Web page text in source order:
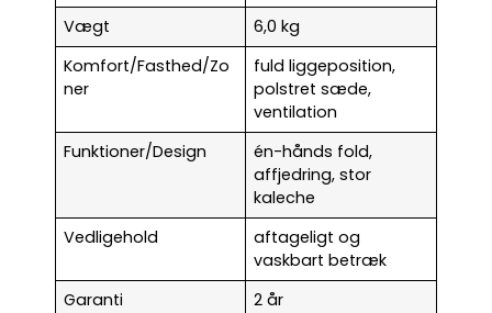
Vægt
6,0 kg
Komfort/Fasthed/Zo
ner
fuld liggeposition,
polstret sæde,
ventilation
Funktioner/Design
én-hånds fold,
affjedring, stor
kaleche
Vedligehold
aftageligt og
vaskbart betræk
Garanti
2 år